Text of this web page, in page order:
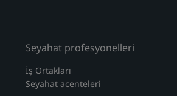
Seyahat profesyonelleri
İş Ortakları
Seyahat acenteleri